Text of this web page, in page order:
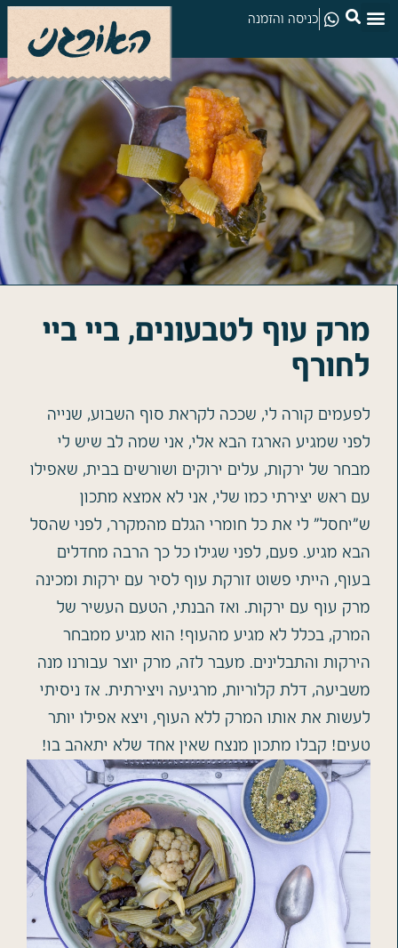
כניסה והזמנה
מרק עוף לטבעונים, ביי ביי
לחורף
לפעמים קורה לי, שככה לקראת סוף השבוע, שנייה
לפני שמגיע הארגז הבא אלי, אני שמה לב שיש לי
מבחר של ירקות, עלים ירוקים ושורשים בבית, שאפילו
עם ראש יצירתי כמו שלי, אני לא אמצא מתכון
ש"יחסל" לי את כל חומרי הגלם מהמקרר, לפני שהסל
הבא מגיע. פעם, לפני שגילו כל כך הרבה מחדלים
בעוף, הייתי פשוט זורקת עוף לסיר עם ירקות ומכינה
מרק עוף עם ירקות. ואז הבנתי, הטעם העשיר של
המרק, בכלל לא מגיע מהעוף! הוא מגיע ממבחר
הירקות והתבלינים. מעבר לזה, מרק יוצר עבורנו מנה
משביעה, דלת קלוריות, מרגיעה ויצירתית. אז ניסיתי
לעשות את אותו המרק ללא העוף, ויצא אפילו יותר
טעים! קבלו מתכון מנצח שאין אחד שלא יתאהב בו!